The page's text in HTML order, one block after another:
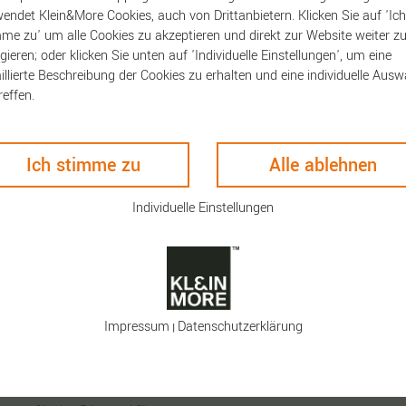
Keyfacts
Klassiker von PANTONE
untere Teil in schlichtem
zu schlichtem,
Mit ganzen 375 ml
Kaffee, Tee oder Kakao
farbenfrohen Produkten.
Klein&More Cookies, auch von Drittanbietern. Klicken Sie auf 'Ich
zu' um alle Cookies zu akzeptieren und direkt zur Website weiter zu
oder klicken Sie unten auf 'Individuelle Einstellungen', um eine
Beschreibung der Cookies zu erhalten und eine individuelle
Ich stimme zu Alle ablehnen
Individuelle Einstellungen
Impressum | Daten­schutz­erklärung